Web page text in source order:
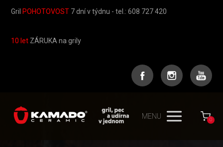
Gril POHOTOVOST 7 dní v týdnu - tel.: 608 727 420
10 let ZÁRUKA na grily
MENU 0